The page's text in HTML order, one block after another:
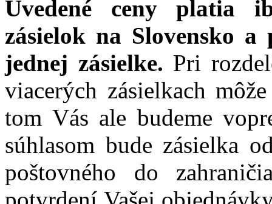
Uvedené ceny platia
zásielok na Slovensko
jednej zásielke. Pri
viacerých zásielkach
tom Vás ale budeme
súhlasom bude zásielka
poštovného do